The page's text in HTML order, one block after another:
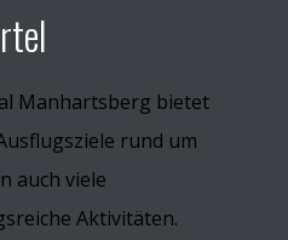
Manhartsberg bietet
rund um
auch viele
Aktivitäten.